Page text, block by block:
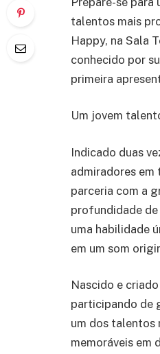
talentos mais
Happy, na Sala
conhecido por
primeira
Um jovem
Indicado duas
admiradores em
parceria com a
profundidade de
uma habilidade
em um som
Nascido e
participando de
um dos talentos
memoráveis em